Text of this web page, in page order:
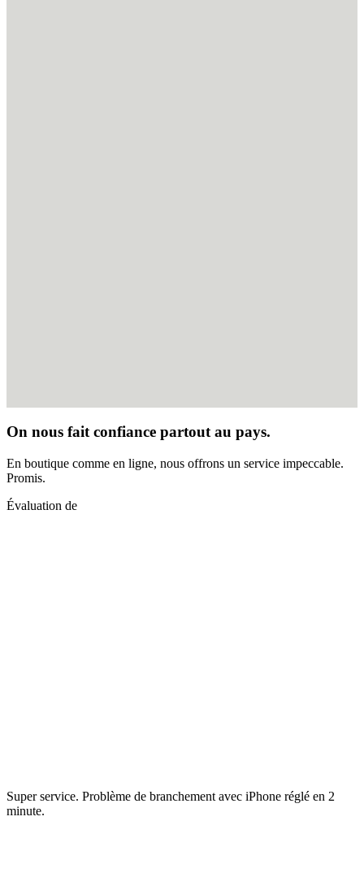
On nous fait confiance partout au pays.
En boutique comme en ligne, nous offrons un service impeccable.
Promis.
Évaluation de
Super service. Problème de branchement avec iPhone réglé en 2
minute.